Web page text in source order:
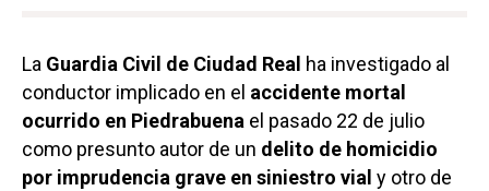
La Guardia Civil de Ciudad Real ha investigado al
conductor implicado en el accidente mortal
ocurrido en Piedrabuena el pasado 22 de julio
como presunto autor de un delito de homicidio
por imprudencia grave en siniestro vial y otro de